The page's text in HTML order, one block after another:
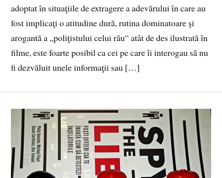
adoptat în situaţiile de extragere a adevărului în care au
fost implicaţi o atitudine dură, rutina dominatoare şi
arogantă a „poliţistului celui rău“ atât de des ilustrată în
filme, este foarte posibil ca cei pe care îi interogau să nu
fi dezvăluit unele informaţii sau […]